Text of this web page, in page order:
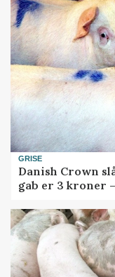
GRISE
Danish Crown
gab er 3 kroner